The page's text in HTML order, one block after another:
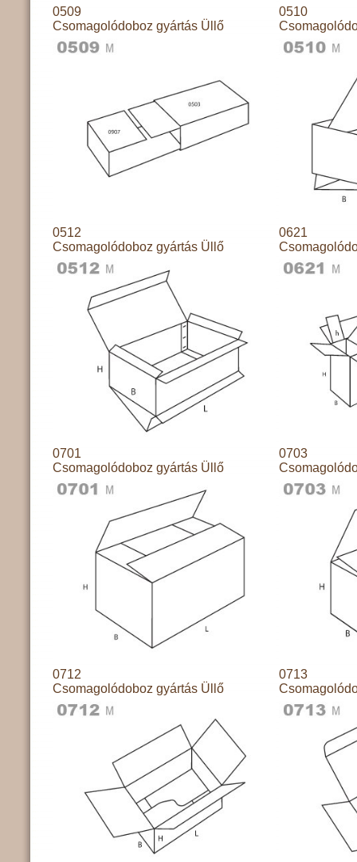
0509
Csomagolódoboz gyártás Üllő
0510
0512
Csomagolódoboz gyártás Üllő
0621
0701
Csomagolódoboz gyártás Üllő
0703
0712
Csomagolódoboz gyártás Üllő
0713